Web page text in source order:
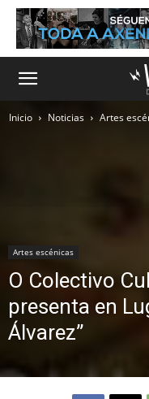
Inicio Noticias Artes
Artes escénicas
O Colectivo
presenta en
Álvarez”